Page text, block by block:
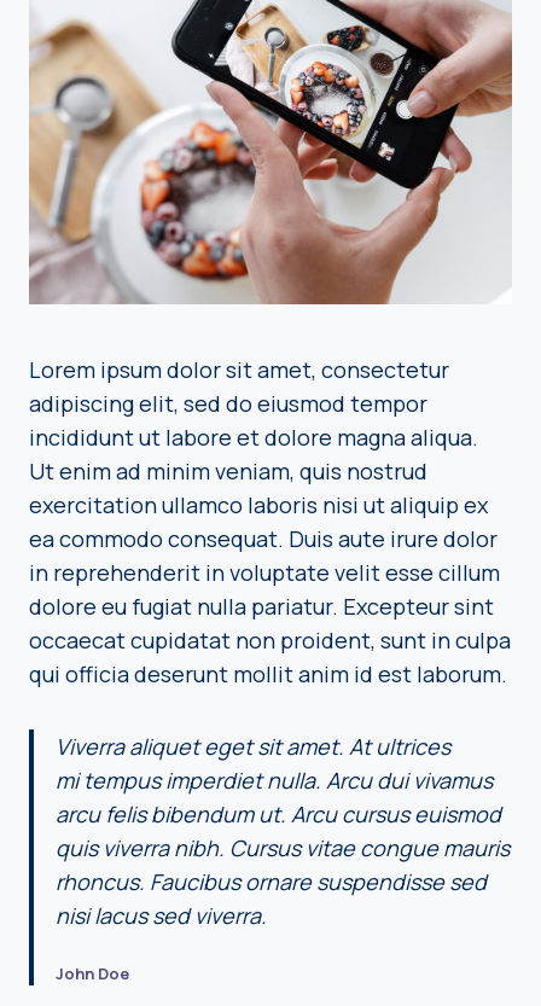
Lorem ipsum dolor sit amet, consectetur
adipiscing elit, sed do eiusmod tempor
incididunt ut labore et dolore magna aliqua.
Ut enim ad minim veniam, quis nostrud
exercitation ullamco laboris nisi ut aliquip ex
ea commodo consequat. Duis aute irure dolor
in reprehenderit in voluptate velit esse cillum
dolore eu fugiat nulla pariatur. Excepteur sint
occaecat cupidatat non proident, sunt in culpa
qui officia deserunt mollit anim id est laborum.
Viverra aliquet eget sit amet. At ultrices
mi tempus imperdiet nulla. Arcu dui vivamus
arcu felis bibendum ut. Arcu cursus euismod
quis viverra nibh. Cursus vitae congue mauris
rhoncus. Faucibus ornare suspendisse sed
nisi lacus sed viverra.
John Doe